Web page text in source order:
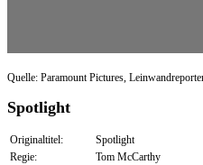
Quelle: Paramount Pictures,
Spotlight
Originaltitel:
Spotlight
Regie:
Tom McCarthy